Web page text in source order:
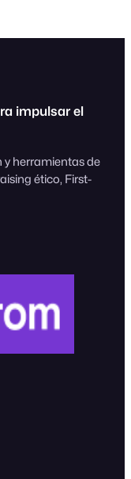
impulsar el
y herramientas de
ético, First-